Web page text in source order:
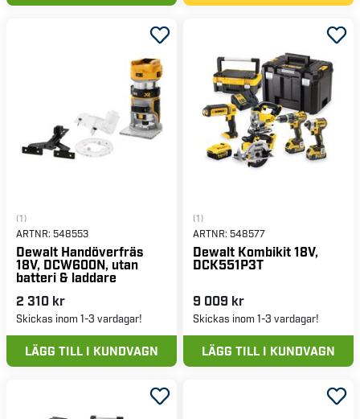
(1)
ARTNR: 548553
Dewalt Handöverfräs
18V, DCW600N, utan
batteri & laddare
2 310 kr
Skickas inom 1-3 vardagar!
LÄGG TILL I KUNDVAGN
(1)
ARTNR: 548577
Dewalt Kombikit 18V,
DCK551P3T
9 009 kr
Skickas inom 1-3 vardagar!
LÄGG TILL I KUNDVAGN